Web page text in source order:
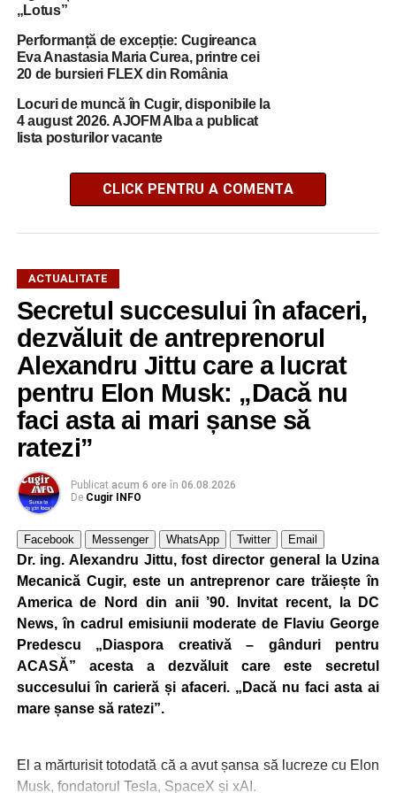
„Lotus”
Performanță de excepție: Cugireanca
Eva Anastasia Maria Curea, printre cei
20 de bursieri FLEX din România
Locuri de muncă în Cugir, disponibile la
4 august 2026. AJOFM Alba a publicat
lista posturilor vacante
CLICK PENTRU A COMENTA
ACTUALITATE
Secretul succesului în afaceri,
dezvăluit de antreprenorul
Alexandru Jittu care a lucrat
pentru Elon Musk: „Dacă nu
faci asta ai mari șanse să
ratezi”
Publicat acum 6 ore în 06.08.2026
De Cugir INFO
Facebook Messenger WhatsApp Twitter Email
Dr. ing. Alexandru Jittu, fost director general la Uzina
Mecanică Cugir, este un antreprenor care trăiește în
America de Nord din anii ’90. Invitat recent, la DC
News, în cadrul emisiunii moderate de Flaviu George
Predescu „Diaspora creativă – gânduri pentru
ACASĂ” acesta a dezvăluit care este secretul
succesului în carieră și afaceri. „Dacă nu faci asta ai
mare șanse să ratezi”.
El a mărturisit totodată că a avut șansa să lucreze cu Elon
Musk, fondatorul Tesla, SpaceX și xAI.